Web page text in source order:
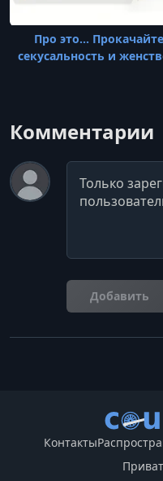
Про это...
секусальность и
Комментарии
Комментарий
Добавить
Контакты